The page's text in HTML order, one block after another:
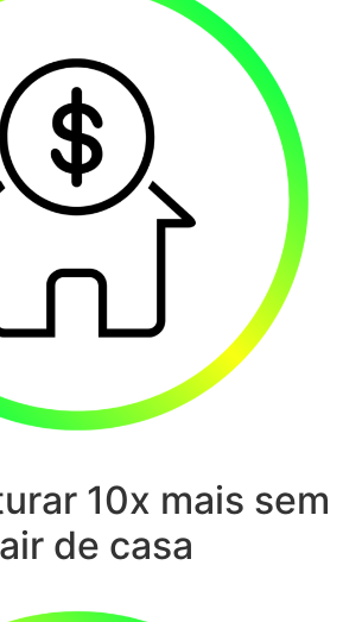
10x mais sem
de casa